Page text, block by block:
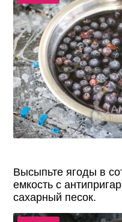
Высыпьте ягоды в
емкость с
сахарный песок.